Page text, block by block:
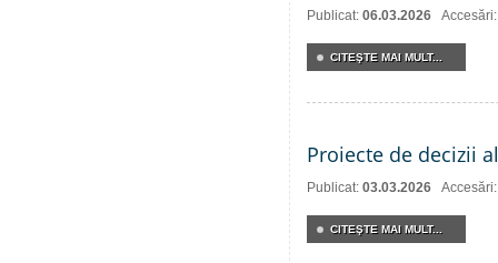
Publicat: 06.03.2026
CITEŞTE MAI MULT...
Proiecte de decizii
Publicat: 03.03.2026
CITEŞTE MAI MULT...